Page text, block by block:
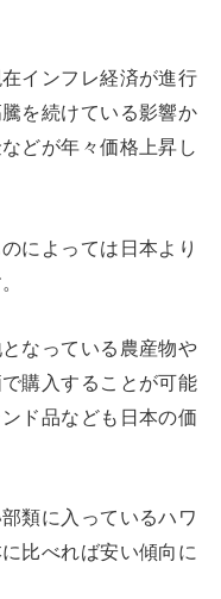
インフレ経済が進行
を続けている影響か
どが年々価格上昇し
によっては日本より
なっている農産物や
購入することが可能
ド品なども日本の価
類に入っているハワ
比べれば安い傾向に